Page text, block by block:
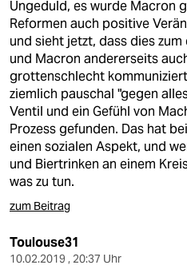
Ungeduld, es wurde Macron
Reformen auch positive
und sieht jetzt, dass dies
und Macron andererseits
grottenschlecht
ziemlich pauschal "gegen
Ventil und ein Gefühl von
Prozess gefunden. Das hat
einen sozialen Aspekt, und
und Biertrinken an einem
was zu tun.
zum Beitrag
Toulouse31
10.02.2019 , 20:37 Uhr